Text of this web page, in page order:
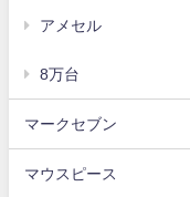
アメセル
8万台
マークセブン
マウスピース